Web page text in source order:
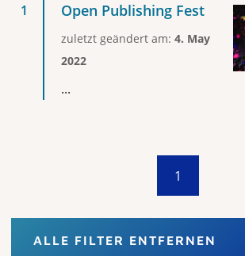
Open Publishing Fest
zuletzt geändert am: 4. May
2022
...
1
ALLE FILTER ENTFERNEN